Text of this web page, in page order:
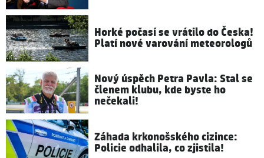
Horké počasí se vrátilo do Česka!
Platí nové varování meteorologů
Nový úspěch Petra Pavla: Stal se
členem klubu, kde byste ho
nečekali!
Záhada krkonošského cizince:
Policie odhalila, co zjistila!